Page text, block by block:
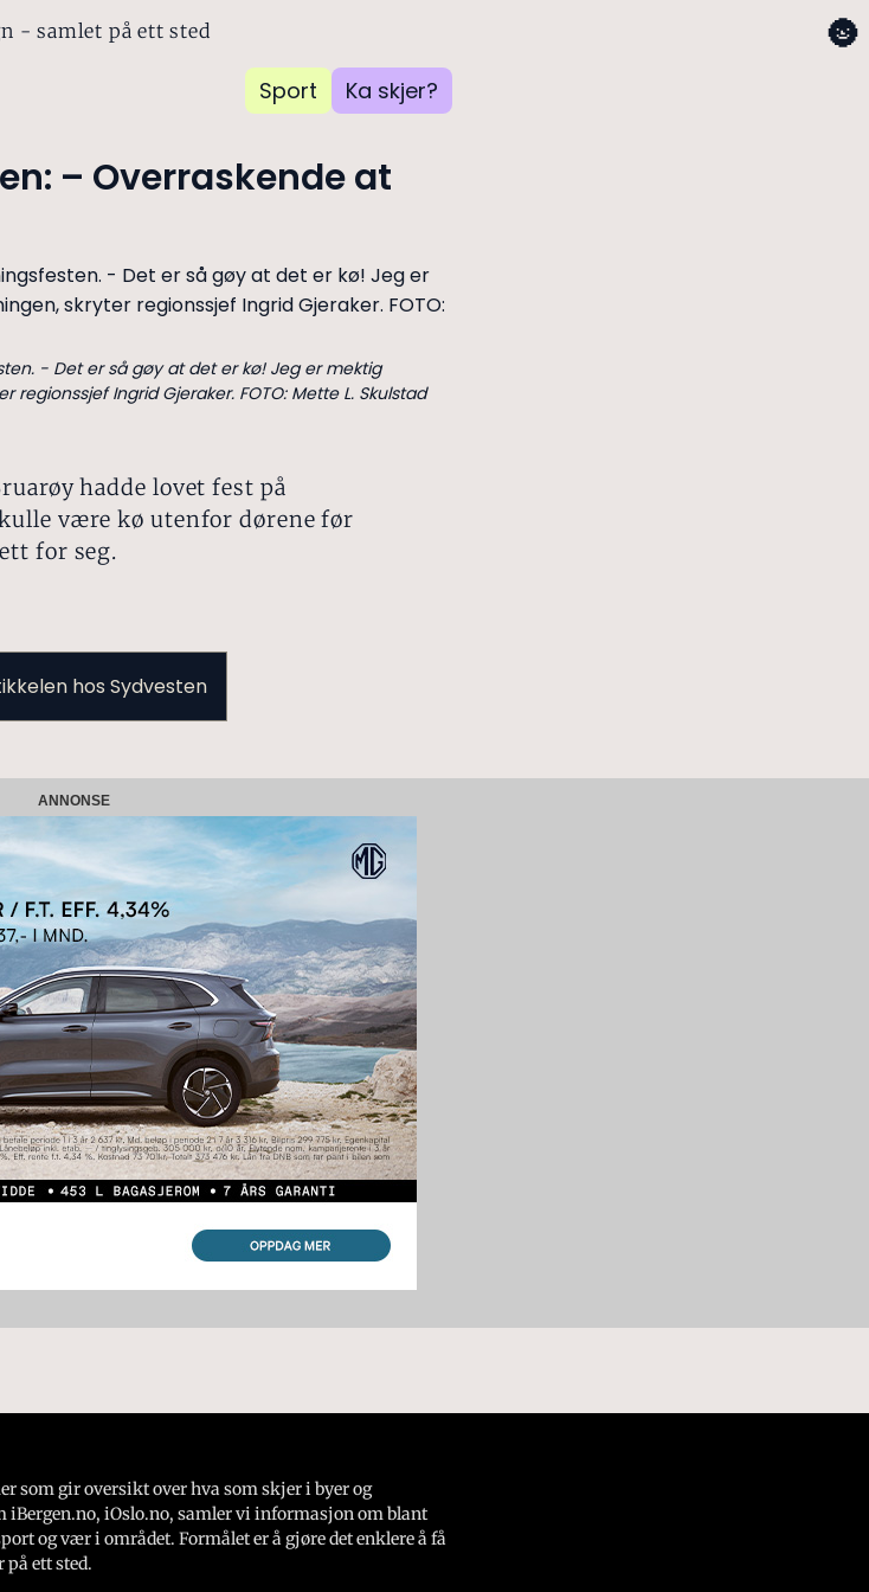
- samlet på ett sted
Sport Ka skjer?
🌚
– Overraskende at
- Det er så gøy at det er kø! Jeg er mektig
Ingrid Gjeraker. FOTO: Mette L. Skulstad
hadde lovet fest på
være kø utenfor dørene før
for seg.
hos Sydvesten
ANNONSE
som gir oversikt over hva som skjer i byer og
iBergen.no, iOslo.no, samler vi informasjon om blant
og vær i området. Formålet er å gjøre det enklere å få
ett sted.